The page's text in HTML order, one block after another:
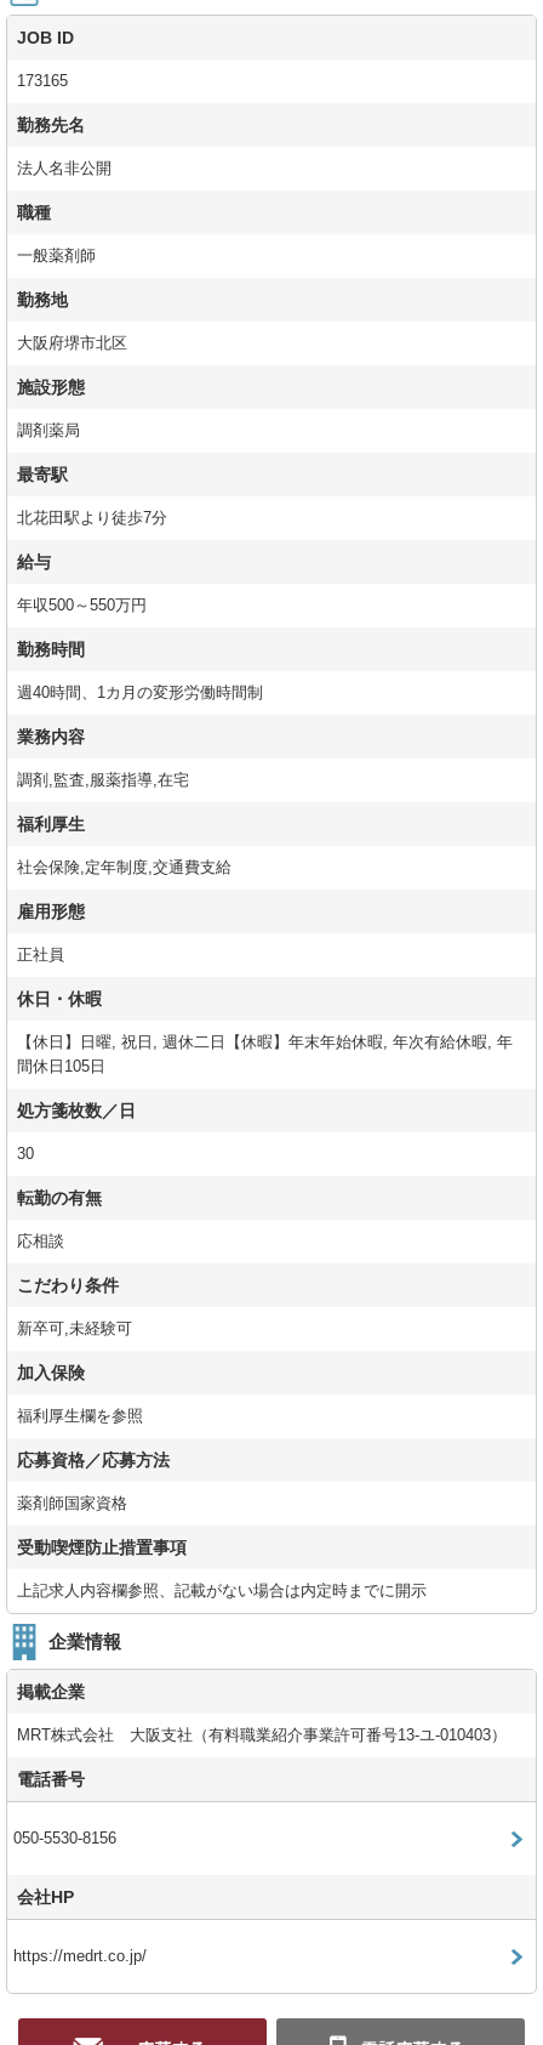
JOB ID
173165
勤務先名
法人名非公開
職種
一般薬剤師
勤務地
大阪府堺市北区
施設形態
調剤薬局
最寄駅
北花田駅より徒歩7分
給与
年収500～550万円
勤務時間
週40時間、1カ月の変形労働時間制
業務内容
調剤,監査,服薬指導,在宅
福利厚生
社会保険,定年制度,交通費支給
雇用形態
正社員
休日・休暇
【休日】日曜, 祝日, 週休二日【休暇】年末年始休暇, 年次有給休暇, 年
間休日105日
処方箋枚数／日
30
転勤の有無
応相談
こだわり条件
新卒可,未経験可
加入保険
福利厚生欄を参照
応募資格／応募方法
薬剤師国家資格
受動喫煙防止措置事項
上記求人内容欄参照、記載がない場合は内定時までに開示
企業情報
掲載企業
MRT株式会社 大阪支社（有料職業紹介事業許可番号13-ユ-010403）
電話番号
050-5530-8156
会社HP
https://medrt.co.jp/